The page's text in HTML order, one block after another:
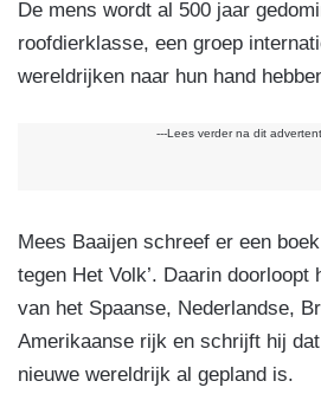
De mens wordt al 500 jaar
roofdierklasse, een groep
wereldrijken naar hun hand
---Lees verder na dit
Mees Baaijen schreef er een
tegen Het Volk’. Daarin doorloopt
van het Spaanse, Nederlandse,
Amerikaanse rijk en schrijft hij
nieuwe wereldrijk al gepland is.